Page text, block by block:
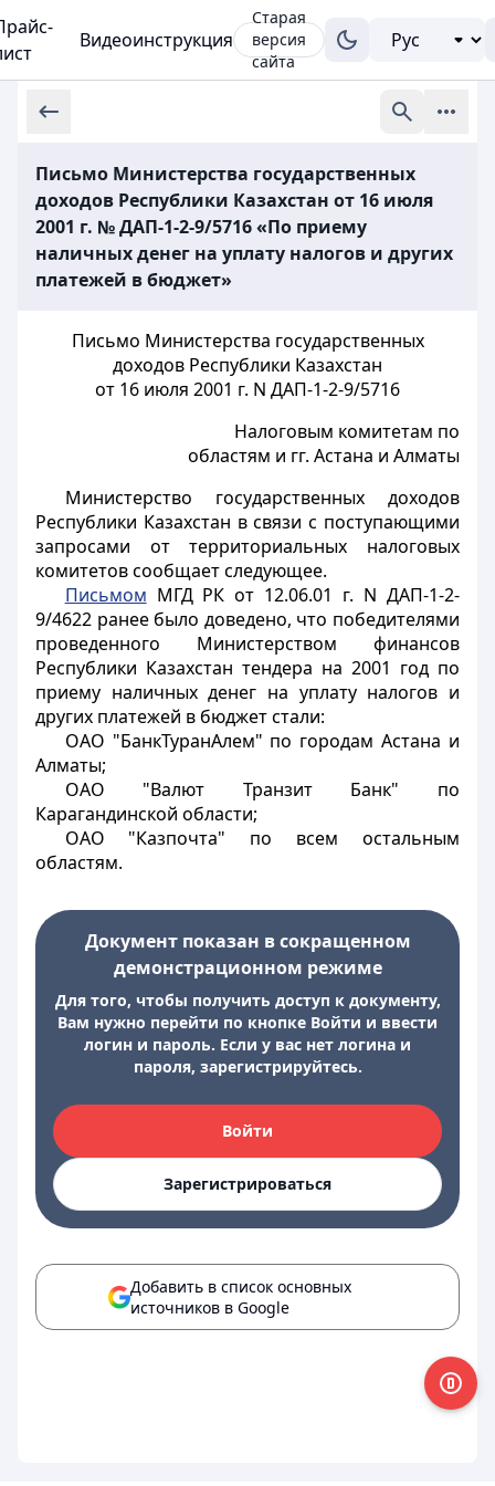
Видеоинструкция
Старая
версия
сайта
Письмо Министерства государственных
доходов Республики Казахстан от 16 июля
2001 г. № ДАП-1-2-9/5716 «По приему
наличных денег на уплату налогов и других
платежей в бюджет»
Письмо Министерства государственных
доходов Республики Казахстан
от 16 июля 2001 г. N ДАП-1-2-9/5716
Налоговым комитетам по
областям и гг. Астана и Алматы
Министерство государственных доходов
Республики Казахстан в связи с поступающими
запросами от территориальных налоговых
комитетов сообщает следующее.
Письмом МГД РК от 12.06.01 г. N ДАП-1-2-
9/4622 ранее было доведено, что победителями
проведенного Министерством финансов
Республики Казахстан тендера на 2001 год по
приему наличных денег на уплату налогов и
других платежей в бюджет стали:
ОАО "БанкТуранАлем" по городам Астана и
Алматы;
ОАО "Валют Транзит Банк" по
Карагандинской области;
ОАО "Казпочта" по всем остальным
областям.
Документ показан в сокращенном
демонстрационном режиме
Для того, чтобы получить доступ к документу,
Вам нужно перейти по кнопке Войти и ввести
логин и пароль. Если у вас нет логина и
пароля, зарегистрируйтесь.
Войти
Зарегистрироваться
Добавить в список основных
источников в Google